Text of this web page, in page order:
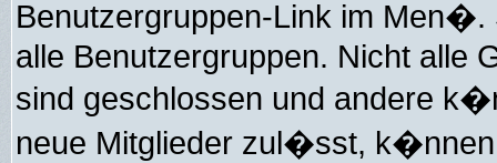
Benutzergruppen-Link im
alle Benutzergruppen. Nicht alle
sind geschlossen und andere
neue Mitglieder zul�sst,